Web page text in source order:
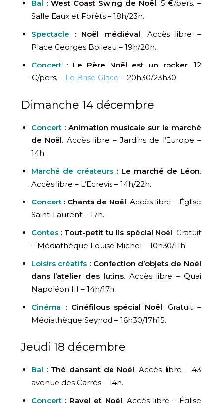
Bal : West Coast Swing de Noël. 5 €/pers. –
Salle Eaux et Forêts – 18h/23h.
Spectacle : Noël médiéval. Accès libre –
Place Georges Boileau – 19h/20h.
Concert : Le Père Noël est un rocker. 12
€/pers. – Le Brise Glace – 20h30/23h30.
Dimanche 14 décembre
Concert : Animation musicale sur le marché
de Noël. Accès libre – Jardins de l’Europe –
14h.
Marché de créateurs: Le marché de Léon.
Accès libre – L’Ecrevis – 14h/22h.
Concert : Chants de Noël. Accès libre – Église
Saint-Laurent – 17h.
Contes : Tout-petit tu lis spécial Noël. Gratuit
– Médiathèque Louise Michel – 10h30/11h.
Loisirs créatifs: Confection d’objets de Noël
dans l’atelier des lutins. Accès libre – Quai
Napoléon III – 14h/17h.
Cinéma : Cinéfilous spécial Noël. Gratuit –
Médiathèque Seynod – 16h30/17h15.
Jeudi 18 décembre
Bal : Thé dansant de Noël. Accès libre – 43
avenue des Carrés – 14h.
Concert : Ravel et Noël. Accès libre – Église